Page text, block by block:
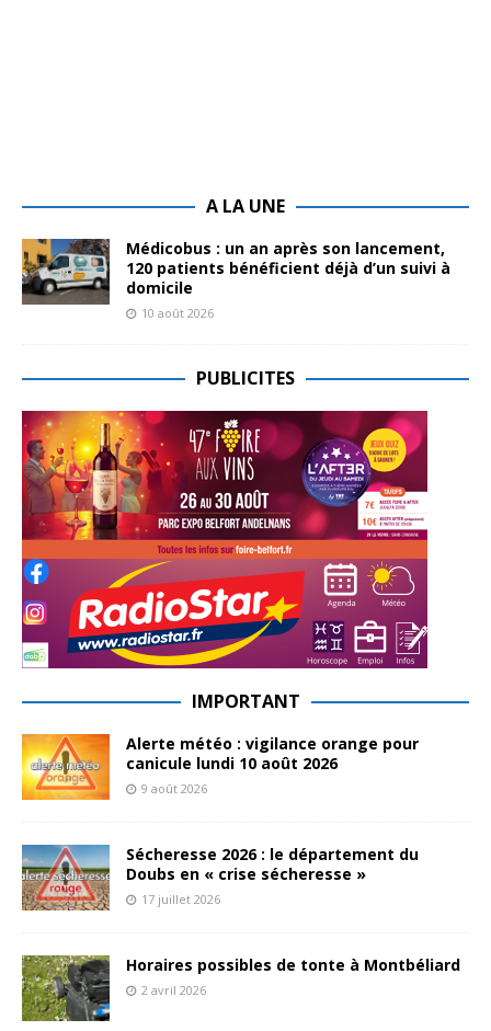
A LA UNE
Médicobus : un an après son lancement,
120 patients bénéficient déjà d’un suivi à
domicile
10 août 2026
PUBLICITES
IMPORTANT
Alerte météo : vigilance orange pour
canicule lundi 10 août 2026
9 août 2026
Sécheresse 2026 : le département du
Doubs en « crise sécheresse »
17 juillet 2026
Horaires possibles de tonte à Montbéliard
2 avril 2026